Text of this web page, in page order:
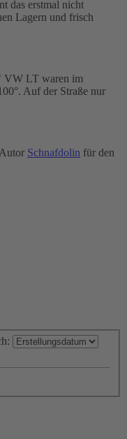
das erstmal nicht
Lagern und frisch
VW LT waren im
Auf der Straße nur
Schnafdolin für den